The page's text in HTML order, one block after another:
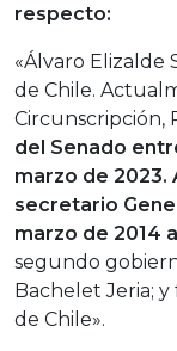
respecto:
«Álvaro Elizalde
de Chile.
Circunscripción,
del Senado
marzo de
secretario
marzo de 2014
segundo
Bachelet Jeria;
de Chile».